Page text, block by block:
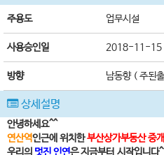
주용도 업무시설
사용승인일 2018-11-15
방향 남동향 ( 주된
상세설명
안녕하세요^^
연산역인근에 위치한부산상가부동산 중
우리의 멋진 인연은 지금부터 시작입니다